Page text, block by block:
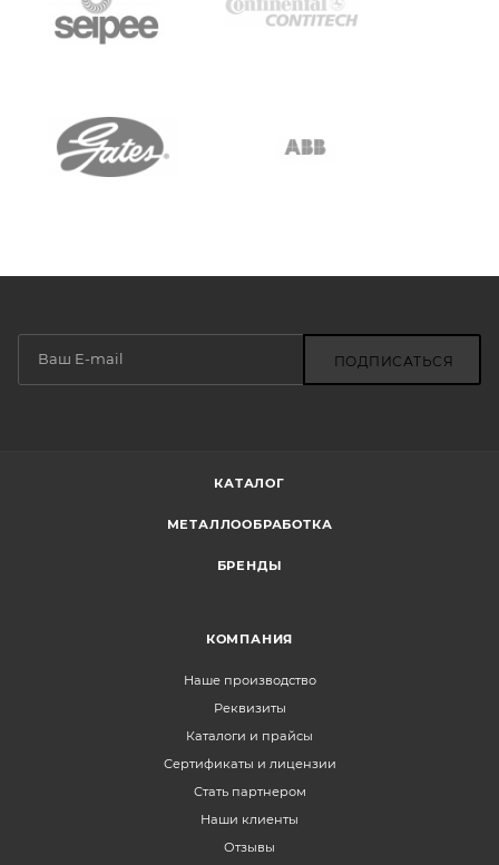
ПОДПИСАТЬСЯ
КАТАЛОГ
МЕТАЛЛООБРАБОТКА
БРЕНДЫ
КОМПАНИЯ
Наше производство
Реквизиты
Каталоги и прайсы
Сертификаты и лицензии
Стать партнером
Наши клиенты
Отзывы